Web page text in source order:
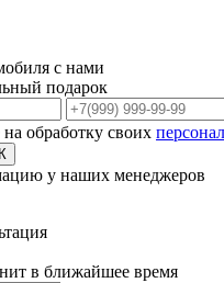
с нами
подарок
обработку своих
у наших менеджеров
в ближайшее время